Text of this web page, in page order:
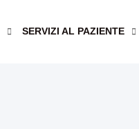
SERVIZI AL PAZIENTE